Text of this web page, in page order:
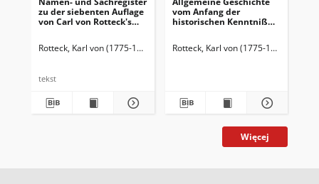
zu der siebenten Auflage
von Carl von Rotteck's
Rotteck, Karl von (1775-1840)
tekst
vom Anfang der
historischen Kenntniß
Geschichtsfreunde. Bd. 1
Rotteck, Karl von (1775-1840)
Więcej